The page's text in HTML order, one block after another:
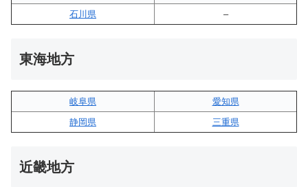
石川県
–
東海地方
岐阜県
愛知県
静岡県
三重県
近畿地方